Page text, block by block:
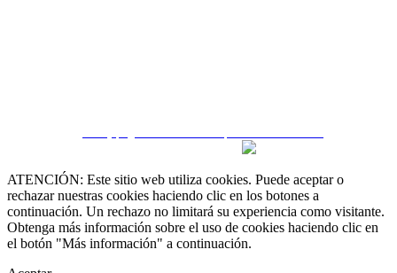
ATENCIÓN: Este sitio web utiliza cookies. Puede aceptar o
rechazar nuestras cookies haciendo clic en los botones a
continuación. Un rechazo no limitará su experiencia como visitante.
Obtenga más información sobre el uso de cookies haciendo clic en
el botón "Más información" a continuación.